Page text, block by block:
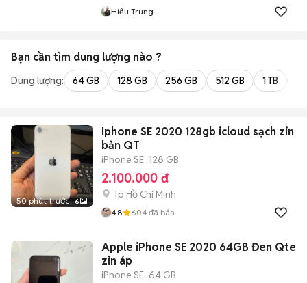
Hiếu Trung
Bạn cần tìm dung lượng nào ?
Dung lượng: 64 GB 128 GB 256 GB 512 GB 1 TB
50 phút trước 6
Iphone SE 2020 128gb icloud sạch zin
bản QT
iPhone SE 128 GB
2.100.000 đ
Tp Hồ Chí Minh
4.8 604 đã bán
Apple iPhone SE 2020 64GB Đen Qte
zin áp
iPhone SE 64 GB